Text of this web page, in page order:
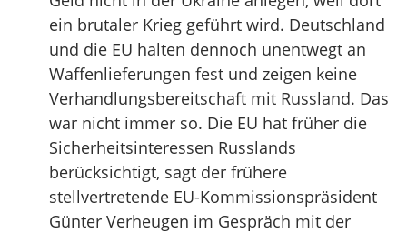
ein brutaler Krieg geführt wird. Deutschland
und die EU halten dennoch unentwegt an
Waffenlieferungen fest und zeigen keine
Verhandlungsbereitschaft mit Russland. Das
war nicht immer so. Die EU hat früher die
Sicherheitsinteressen Russlands
berücksichtigt, sagt der frühere
stellvertretende EU-Kommissionspräsident
Günter Verheugen im Gespräch mit der